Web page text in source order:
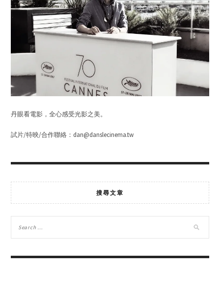
丹眼看電影，全心感受光影之美。
試片/特映/合作聯絡：dan@danslecinema.tw
搜尋文章